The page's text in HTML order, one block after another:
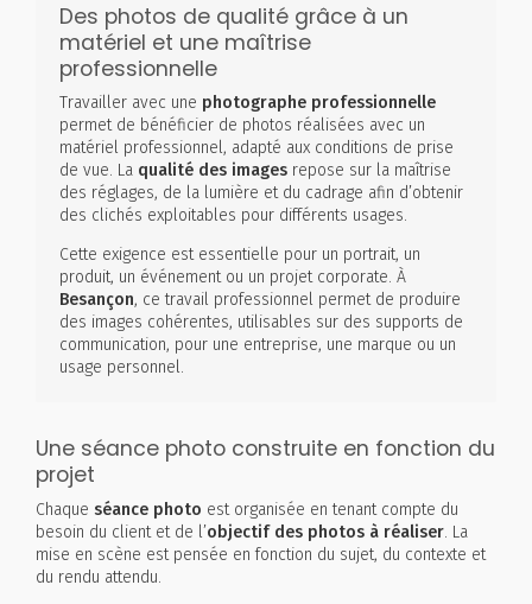
Des photos de qualité grâce à un
matériel et une maîtrise
professionnelle
Travailler avec une photographe professionnelle
permet de bénéficier de photos réalisées avec un
matériel professionnel, adapté aux conditions de prise
de vue. La qualité des images repose sur la maîtrise
des réglages, de la lumière et du cadrage afin d’obtenir
des clichés exploitables pour différents usages.
Cette exigence est essentielle pour un portrait, un
produit, un événement ou un projet corporate. À
Besançon, ce travail professionnel permet de produire
des images cohérentes, utilisables sur des supports de
communication, pour une entreprise, une marque ou un
usage personnel.
Une séance photo construite en fonction du
projet
Chaque séance photo est organisée en tenant compte du
besoin du client et de l’objectif des photos à réaliser. La
mise en scène est pensée en fonction du sujet, du contexte et
du rendu attendu.